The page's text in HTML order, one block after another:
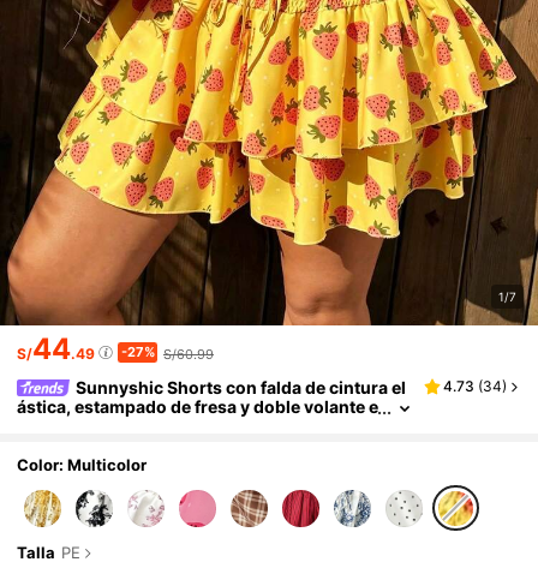
1/7
S/44.49 -27% S/60.99
Sunnyshic Shorts con falda de cintura el
ástica, estampado de fresa y doble volante e
4.73 (34)
Color: Multicolor
Talla PE